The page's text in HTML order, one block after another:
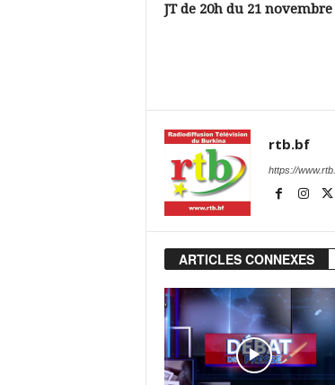
JT de 20h du 21 novembre
rtb.bf
https://
ARTICLES CONNEXES